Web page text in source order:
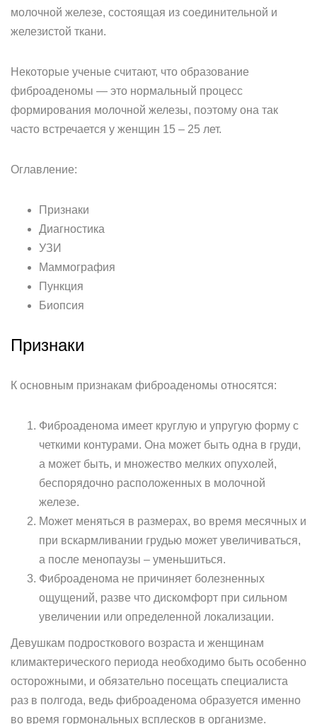
молочной железе, состоящая из соединительной и
железистой ткани.
Некоторые ученые считают, что образование
фиброаденомы — это нормальный процесс
формирования молочной железы, поэтому она так
часто встречается у женщин 15 – 25 лет.
Оглавление:
Признаки
Диагностика
УЗИ
Маммография
Пункция
Биопсия
Признаки
К основным признакам фиброаденомы относятся:
Фиброаденома имеет круглую и упругую форму с
четкими контурами. Она может быть одна в груди,
а может быть, и множество мелких опухолей,
беспорядочно расположенных в молочной
железе.
Может меняться в размерах, во время месячных и
при вскармливании грудью может увеличиваться,
а после менопаузы – уменьшиться.
Фиброаденома не причиняет болезненных
ощущений, разве что дискомфорт при сильном
увеличении или определенной локализации.
Девушкам подросткового возраста и женщинам
климактерического периода необходимо быть особенно
осторожными, и обязательно посещать специалиста
раз в полгода, ведь фиброаденома образуется именно
во время гормональных всплесков в организме.